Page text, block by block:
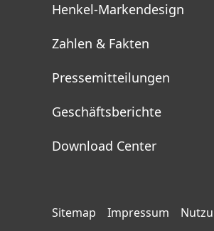
Henkel-Markendesign
Zahlen & Fakten
Pressemitteilungen
Geschäftsberichte
Download Center
Sitemap Impressum